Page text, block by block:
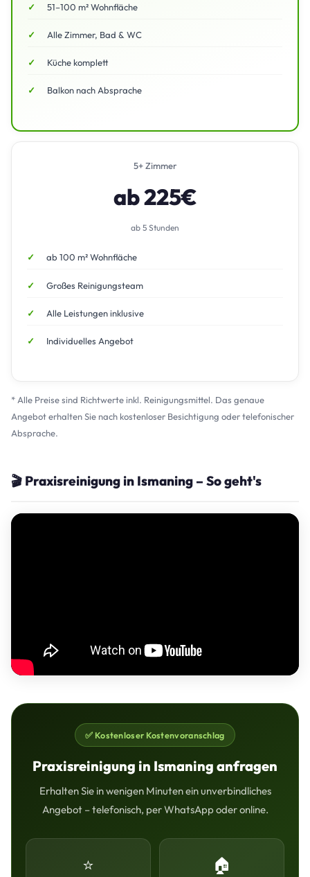
51–100 m² Wohnfläche
Alle Zimmer, Bad & WC
Küche komplett
Balkon nach Absprache
5+ Zimmer
ab 225€
ab 5 Stunden
ab 100 m² Wohnfläche
Großes Reinigungsteam
Alle Leistungen inklusive
Individuelles Angebot
* Alle Preise sind Richtwerte inkl. Reinigungsmittel. Das genaue
Angebot erhalten Sie nach kostenloser Besichtigung oder telefonischer
Absprache.
🎬 Praxisreinigung in Ismaning – So geht's
✅ Kostenloser Kostenvoranschlag
Praxisreinigung in Ismaning anfragen
Erhalten Sie in wenigen Minuten ein unverbindliches
Angebot – telefonisch, per WhatsApp oder online.
⭐ 🏠